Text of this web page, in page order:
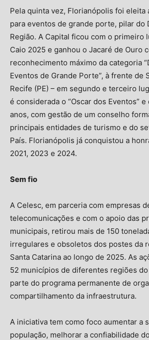
Pela quinta vez, Florianópolis foi eleita
para eventos de grande porte, pilar do
Região. A Capital ficou com o primeiro
Caio 2025 e ganhou o Jacaré de Ouro
reconhecimento máximo da categoria
Eventos de Grande Porte”, à frente de
Recife (PE) – em segundo e terceiro
é considerada o “Oscar dos Eventos”
anos, com gestão de um conselho
principais entidades de turismo e do
País. Florianópolis já conquistou a
2021, 2023 e 2024.
Sem fio
A Celesc, em parceria com empresas
telecomunicações e com o apoio das
municipais, retirou mais de 150
irregulares e obsoletos dos postes da
Santa Catarina ao longo de 2025. As
52 municípios de diferentes regiões
parte do programa permanente de
compartilhamento da infraestrutura.
A iniciativa tem como foco aumentar a
população, melhorar a confiabilidade